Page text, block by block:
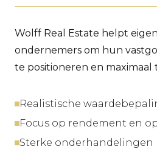
Wolff Real Estate helpt
ondernemers om hun
te positioneren en
Realistische
Focus op rendement en
Sterke onderhandelingen